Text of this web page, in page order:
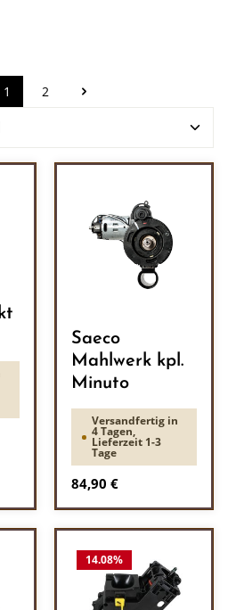
Seite
1 Seite
2
Saeco
Mahlwerk kpl.
Minuto
Versandfertig in
4 Tagen,
Lieferzeit 1-3
Tage
Regulärer Preis:
84,90 €
14.08%